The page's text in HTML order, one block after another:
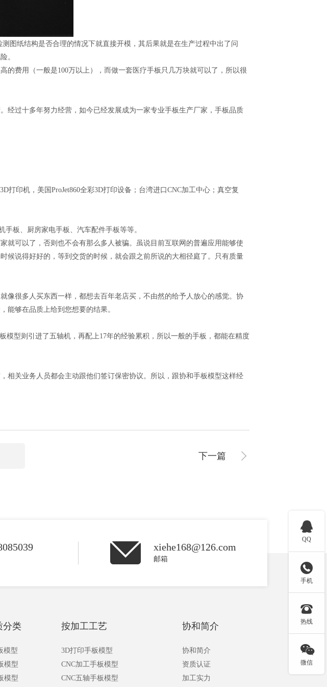
图纸结构是否合理的情况下就直接开模，其后果就是在生产过程中出了问
。
的费用（一般是100万以上），而做一套医疗手板只几万块就可以了，所以很
经过十多年努力经营，如今已经发展成为一家专业手板生产厂家，手板品质
印机，美国ProJet860全彩3D打印设备；台湾进口CNC加工中心；真空复
板、厨房家电手板、汽车配件手板等等。
就可以了，否则也不会有那么多人被骗。虽说目前互联网的普遍应用能够使
候说得好好的，等到交货的时候，就会跟之前所说的大相径庭了。只有质量
像很多人买东西一样，都想去百年老店买，不由然的给予人放心的感觉。协
能够在品质上给到您想要的结果。
型则引进了五轴机，再配上17年的经验累积，所以一般的手板，都能在精度
相关业务人员都会主动跟他们签订保密协议。所以，跟协和手板模型这样经
下一篇
xiehe168@126.com
邮箱
分类
模型
模型
模型
按加工工艺
3D打印手板模型
CNC加工手板模型
CNC五轴手板模型
协和简介
协和简介
资质认证
加工实力

QQ

手机

热线

微信